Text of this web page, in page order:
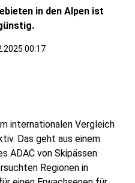
in den Alpen ist
00:17
internationalen Vergleich
Das geht aus einem
ADAC von Skipässen
Regionen in